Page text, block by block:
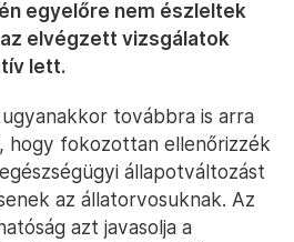
egyelőre nem észleltek
elvégzett vizsgálatok
lett.
továbbra is arra
hogy fokozottan ellenőrizzék
állapotváltozást
az állatorvosuknak. Az
azt javasolja a